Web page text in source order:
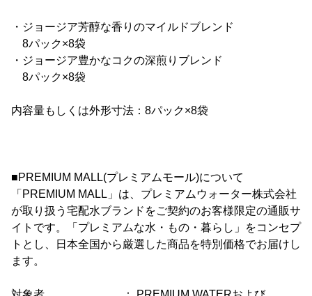
・ジョージア芳醇な香りのマイルドブレンド
8パック×8袋
・ジョージア豊かなコクの深煎りブレンド
8パック×8袋
内容量もしくは外形寸法：8パック×8袋
■PREMIUM MALL(プレミアムモール)について
「PREMIUM MALL」は、プレミアムウォーター株式会社
が取り扱う宅配水ブランドをご契約のお客様限定の通販サ
イトです。「プレミアムな水・もの・暮らし」をコンセプ
トとし、日本全国から厳選した商品を特別価格でお届けし
ます。